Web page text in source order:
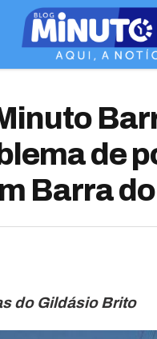
de
Barra
do Gildásio Brito